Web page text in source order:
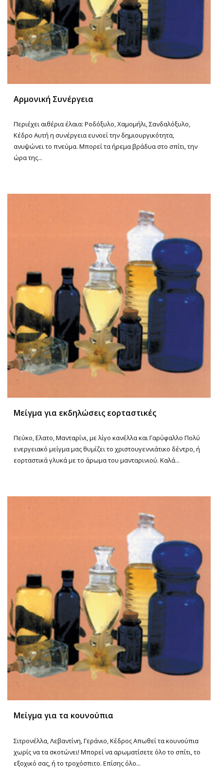
Αρμονική Συνέργεια
Περιέχει αιθέρια έλαια: Ροδόξυλο, Χαμομήλι, Σανδαλόξυλο,
Κέδρο Αυτή η συνέργεια ευνοεί την δημιουργικότητα,
ανυψώνει το πνεύμα. Μπορεί τα ήρεμα βράδυα στο σπίτι, την
ώρα της...
Μείγμα για εκδηλώσεις εορταστικές
Πεύκο, Ελατο, Μανταρίνι, με λίγο κανέλλα και Γαρύφαλλο Πολύ
ενεργειακό μείγμα μας θυμίζει το χριστουγεννιάτικο δέντρο, ή
εορταστικά γλυκά με το άρωμα του μανταρινιού. Καλά...
Μείγμα για τα κουνούπια
Σιτρονέλλα, Λεβαντίνη, Γεράνιο, Κέδρος Απωθεί τα κουνούπια
χωρίς να τα σκοτώνει! Μπορεί να αρωματίσετε όλο το σπίτι, το
εξοχικό σας, ή το τροχόσπιτο. Επίσης όλο...